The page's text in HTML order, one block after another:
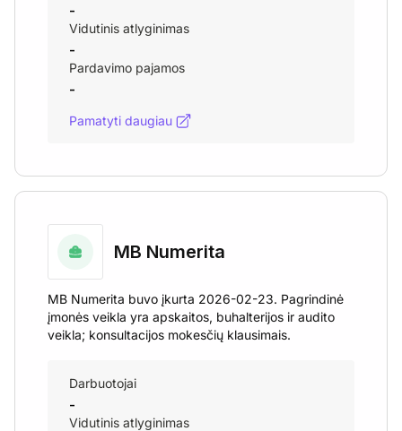
-
Vidutinis atlyginimas
-
Pardavimo pajamos
-
Pamatyti daugiau
MB Numerita
MB Numerita buvo įkurta 2026-02-23. Pagrindinė
įmonės veikla yra apskaitos, buhalterijos ir audito
veikla; konsultacijos mokesčių klausimais.
Darbuotojai
-
Vidutinis atlyginimas